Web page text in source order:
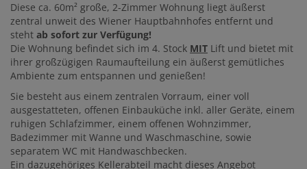
Diese ca. 60m² große, 2-Zimmer Wohnung liegt äußerst
zentral unweit des Wiener Hauptbahnhofes entfernt und
steht ab sofort zur Verfügung!
Die Wohnung befindet sich im 4. Stock MIT Lift und bietet mit
ihrer großzügigen Raumaufteilung ein äußerst gemütliches
Ambiente zum entspannen und genießen!
Sie besteht aus einem zentralen Vorraum, einer voll
ausgestatteten, offenen Einbauküche inkl. aller Geräte, einem
ruhigen Schlafzimmer, einem offenen Wohnzimmer,
Badezimmer mit Wanne und Waschmaschine, sowie
separatem WC mit Handwaschbecken.
Ein dazugehöriges Kellerabteil macht dieses Angebot